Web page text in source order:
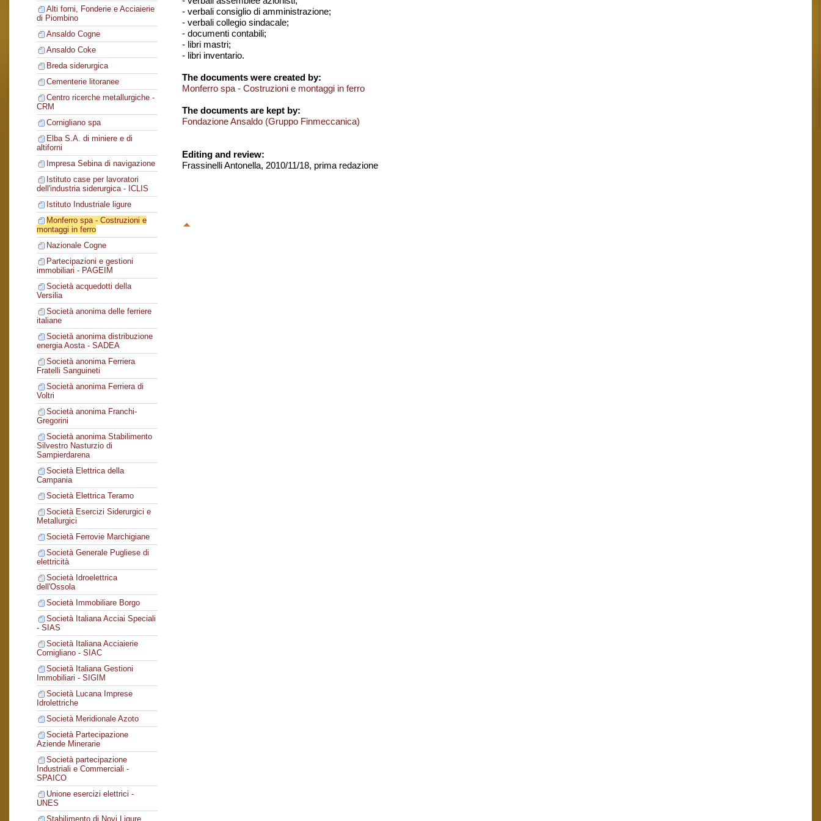
Alti forni, Fonderie e Acciaierie
di Piombino
Ansaldo Cogne
Ansaldo Coke
Breda siderurgica
Cementerie litoranee
Centro ricerche metallurgiche -
CRM
Cornigliano spa
Elba S.A. di miniere e di
altiforni
Impresa Sebina di navigazione
Istituto case per lavoratori
dell'industria siderurgica - ICLIS
Istituto Industriale ligure
Monferro spa - Costruzioni e
montaggi in ferro
Nazionale Cogne
Partecipazioni e gestioni
immobiliari - PAGEIM
Società acquedotti della
Versilia
Società anonima delle ferriere
italiane
Società anonima distribuzione
energia Aosta - SADEA
Società anonima Ferriera
Fratelli Sanguineti
Società anonima Ferriera di
Voltri
Società anonima Franchi-
Gregorini
Società anonima Stabilimento
Silvestro Nasturzio di
Sampierdarena
Società Elettrica della
Campania
Società Elettrica Teramo
Società Esercizi Siderurgici e
Metallurgici
Società Ferrovie Marchigiane
Società Generale Pugliese di
elettricità
Società Idroelettrica
dell'Ossola
Società Immobiliare Borgo
Società Italiana Acciai Speciali
- SIAS
Società Italiana Acciaierie
Cornigliano - SIAC
Società Italiana Gestioni
Immobiliari - SIGIM
Società Lucana Imprese
Idrolettriche
Società Meridionale Azoto
Società Partecipazione
Aziende Minerarie
Società partecipazione
Industriali e Commerciali -
SPAICO
Unione esercizi elettrici -
UNES
Stabilimento di Novi Ligure
- verbali consiglio di amministrazione;
- verbali collegio sindacale;
- documenti contabili;
- libri mastri;
- libri inventario.
The documents were created by:
Monferro spa - Costruzioni e montaggi in ferro
The documents are kept by:
Fondazione Ansaldo (Gruppo Finmeccanica)
Editing and review:
Frassinelli Antonella, 2010/11/18, prima redazione